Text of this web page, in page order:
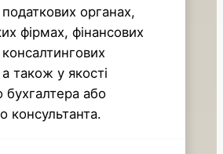
органах,
фірмах, фінансових
також у якості
бухгалтера або
консультанта.